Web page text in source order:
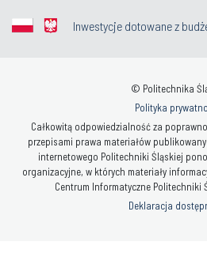
Inwestycje dotowane z
© Politechnika
Polityka
Całkowitą odpowiedzialność za
przepisami prawa materiałów
internetowego Politechniki Śląskiej
organizacyjne, w których materiały
Centrum Informatyczne Politechniki
Deklaracja